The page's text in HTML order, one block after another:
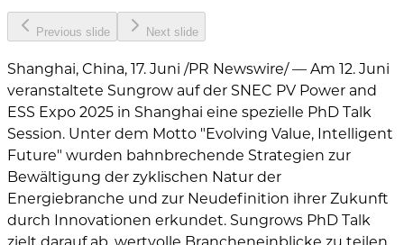
Previous slide Next slide
Shanghai, China, 17. Juni /PR Newswire/ — Am 12. Juni
veranstaltete Sungrow auf der SNEC PV Power and
ESS Expo 2025 in Shanghai eine spezielle PhD Talk
Session. Unter dem Motto "Evolving Value, Intelligent
Future" wurden bahnbrechende Strategien zur
Bewältigung der zyklischen Natur der
Energiebranche und zur Neudefinition ihrer Zukunft
durch Innovationen erkundet. Sungrows PhD Talk